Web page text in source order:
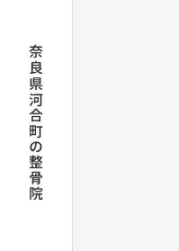
奈良県河合町の整骨院